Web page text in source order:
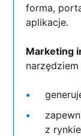
forma,
aplikacje.
Marketing
z